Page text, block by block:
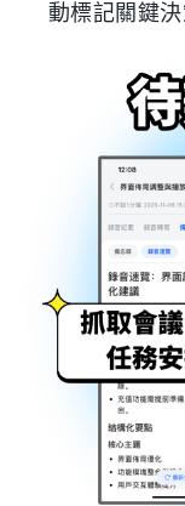
動標記關鍵